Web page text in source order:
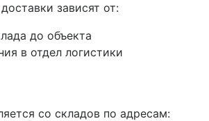
зависят от:
до объекта
в отдел логистики
со складов по адресам: